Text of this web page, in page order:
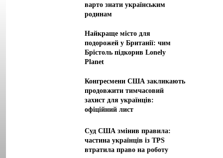
варто знати українським
родинам
Найкраще місто для
подорожей у Британії: чим
Брістоль підкорив Lonely
Planet
Конгресмени США закликають
продовжити тимчасовий
захист для українців:
офіційний лист
Суд США змінив правила:
частина українців із TPS
втратила право на роботу